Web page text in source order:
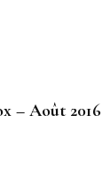
– Août 2016